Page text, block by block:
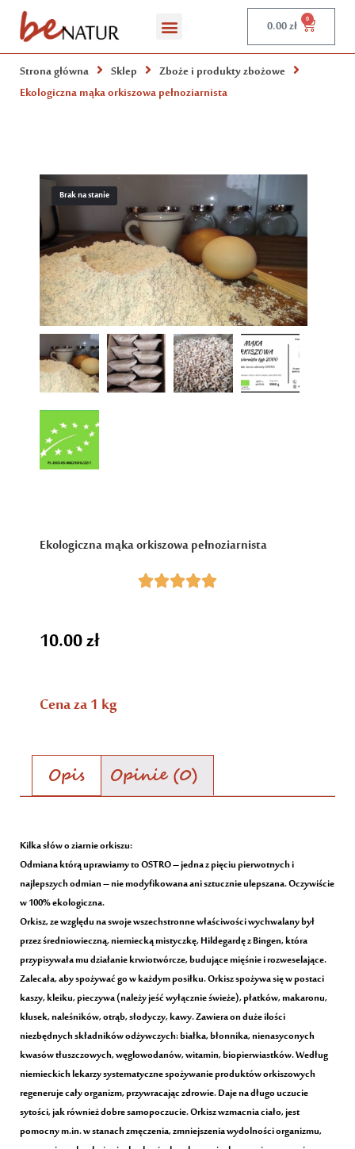
0.00zł 0
Strona główna Sklep
Zboże i produkty zbożowe
Ekologiczna mąka orkiszowa pełnoziarnista
Brak na stanie
Ekologiczna mąka orkiszowa pełnoziarnista

10.00zł
Cena za 1 kg
Opis Opinie (0)
Kilka słów o ziarnie orkiszu:
Odmiana którą uprawiamy to OSTRO – jedna z pięciu pierwotnych i
najlepszych odmian – nie modyfikowana ani sztucznie ulepszana. Oczywiście
w 100% ekologiczna.
Orkisz, ze względu na swoje wszechstronne właściwości wychwalany był
przez średniowieczną, niemiecką mistyczkę, Hildegardę z Bingen, która
przypisywała mu działanie krwiotwórcze, budujące mięśnie i rozweselające.
Zalecała, aby spożywać go w każdym posiłku. Orkisz spożywa się w postaci
kaszy, kleiku, pieczywa (należy jeść wyłącznie świeże), płatków, makaronu,
klusek, naleśników, otrąb, słodyczy, kawy. Zawiera on duże ilości
niezbędnych składników odżywczych: białka, błonnika, nienasyconych
kwasów tłuszczowych, węglowodanów, witamin, biopierwiastków. Według
niemieckich lekarzy systematyczne spożywanie produktów orkiszowych
regeneruje cały organizm, przywracając zdrowie. Daje na długo uczucie
sytości, jak również dobre samopoczucie. Orkisz wzmacnia ciało, jest
pomocny m.in. w stanach zmęczenia, zmniejszenia wydolności organizmu,